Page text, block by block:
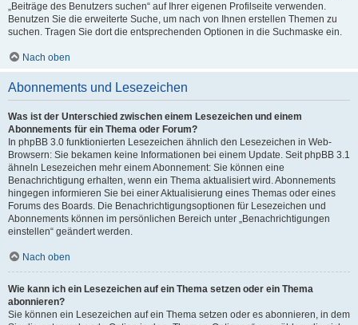
„Beiträge des Benutzers suchen“ auf Ihrer eigenen Profilseite verwenden.
Benutzen Sie die erweiterte Suche, um nach von Ihnen erstellen Themen zu
suchen. Tragen Sie dort die entsprechenden Optionen in die Suchmaske ein.
Nach oben
Abonnements und Lesezeichen
Was ist der Unterschied zwischen einem Lesezeichen und einem
Abonnements für ein Thema oder Forum?
In phpBB 3.0 funktionierten Lesezeichen ähnlich den Lesezeichen in Web-
Browsern: Sie bekamen keine Informationen bei einem Update. Seit phpBB 3.1
ähneln Lesezeichen mehr einem Abonnement: Sie können eine
Benachrichtigung erhalten, wenn ein Thema aktualisiert wird. Abonnements
hingegen informieren Sie bei einer Aktualisierung eines Themas oder eines
Forums des Boards. Die Benachrichtigungsoptionen für Lesezeichen und
Abonnements können im persönlichen Bereich unter „Benachrichtigungen
einstellen“ geändert werden.
Nach oben
Wie kann ich ein Lesezeichen auf ein Thema setzen oder ein Thema
abonnieren?
Sie können ein Lesezeichen auf ein Thema setzen oder es abonnieren, in dem